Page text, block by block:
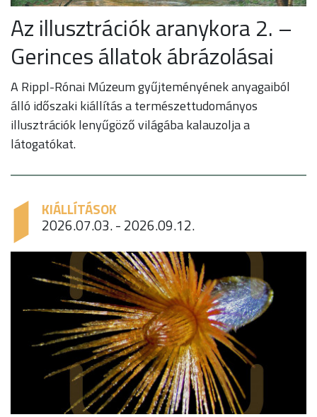
Az illusztrációk aranykora 2. –
Gerinces állatok ábrázolásai
A Rippl-Rónai Múzeum gyűjteményének anyagaiból
álló időszaki kiállítás a természettudományos
illusztrációk lenyűgöző világába kalauzolja a
látogatókat.
KIÁLLÍTÁSOK
2026.07.03. - 2026.09.12.